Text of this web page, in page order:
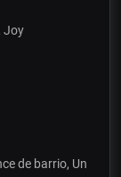
Joy
de barrio, Un